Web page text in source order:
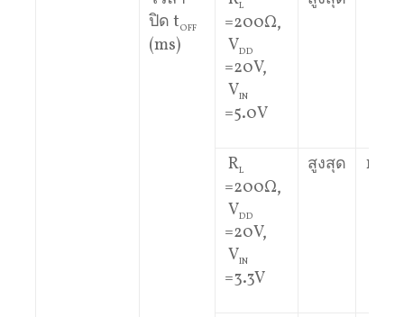
ปิด tOFF
(ms)
L
=200Ω,
VDD
=20V,
VIN
=5.0V
RL
=200Ω,
VDD
=20V,
VIN
=3.3V
สูงสุด 1